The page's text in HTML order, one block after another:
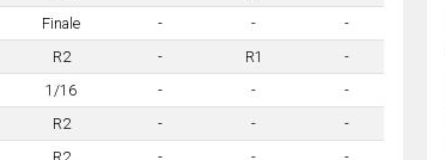
Finale - -
-
R2 - R1
-
1/16 - -
-
R2 - -
-